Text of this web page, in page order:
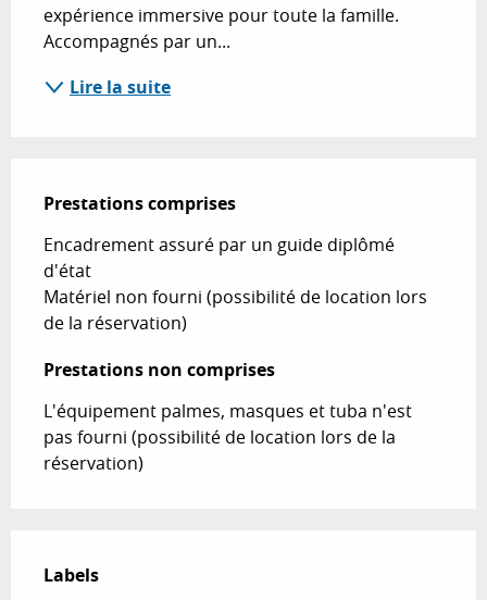
expérience immersive pour toute la famille.
Accompagnés par un...
Lire la suite
Prestations comprises
Prestations comprises
Encadrement assuré par un guide diplômé
d'état
Matériel non fourni (possibilité de location lors
de la réservation)
Prestations non comprises
Prestations non comprises
L'équipement palmes, masques et tuba n'est
pas fourni (possibilité de location lors de la
réservation)
Labels
Labels